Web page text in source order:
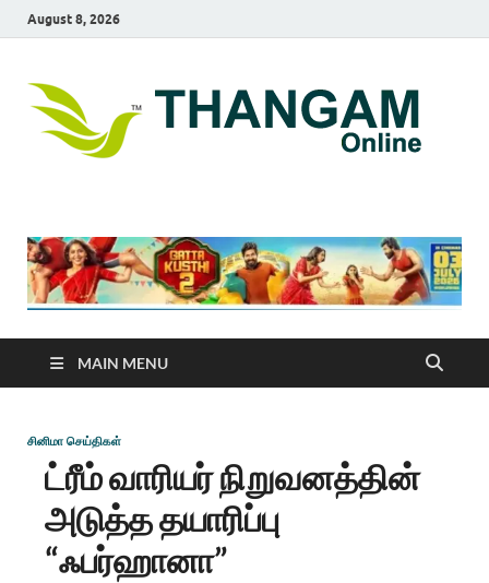
August 8, 2026
MAIN MENU
சினிமா செய்திகள்
ட்ரீம் வாரியர் நிறுவனத்தின்
அடுத்த தயாரிப்பு
“ஃபர்ஹானா”